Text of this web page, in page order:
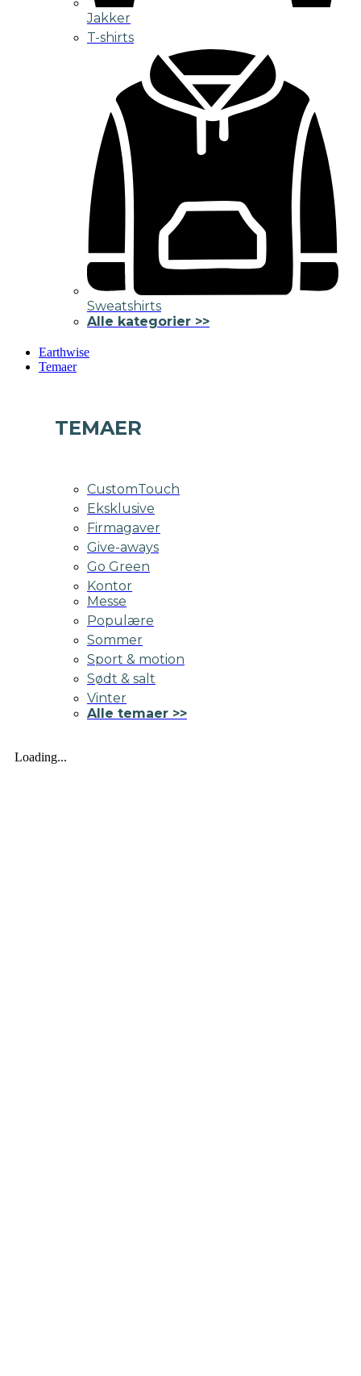
Jakker
T-shirts
Sweatshirts
Alle kategorier >>
Earthwise
Temaer
TEMAER
CustomTouch
Eksklusive
Firmagaver
Give-aways
Go Green
Kontor
Messe
Populære
Sommer
Sport & motion
Sødt & salt
Vinter
Alle temaer >>
Loading...